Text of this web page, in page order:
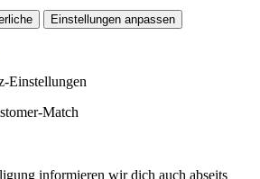
Einstellungen anpassen
Einstellungen
Match
informieren wir dich auch abseits